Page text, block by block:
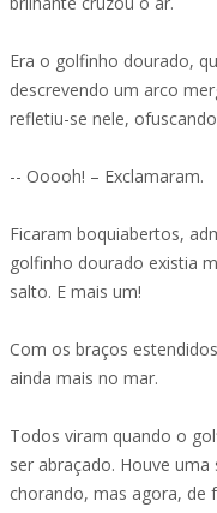
Era o golfinho dourado,
descrevendo um arco
refletiu-se nele,
-- Ooooh! – Exclamaram.
Ficaram boquiabertos,
golfinho dourado existia
salto. E mais um!
Com os braços
ainda mais no mar.
Todos viram quando o
ser abraçado. Houve uma
chorando, mas agora, de